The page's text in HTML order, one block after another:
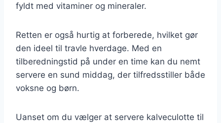
fyldt med vitaminer og mineraler.
Retten er også hurtig at forberede, hvilket gør
den ideel til travle hverdage. Med en
tilberedningstid på under en time kan du nemt
servere en sund middag, der tilfredsstiller både
voksne og børn.
Uanset om du vælger at servere kalveculotte til